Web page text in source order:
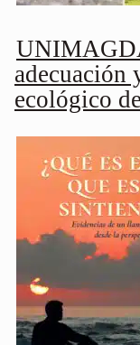
adecuación
ecológico